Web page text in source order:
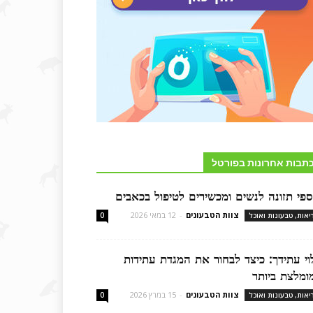
כתבות אחרונות בפורטל
תזונה לנשים ומכשירים לטיפול בכאבים
טבעונות ואוכל צוות הטבעונים - 12 במאי 2026 0
עתידך: כיצד לבחור את המגדת עתידות
ביותר
טבעונות ואוכל צוות הטבעונים - 15 במרץ 2026 0